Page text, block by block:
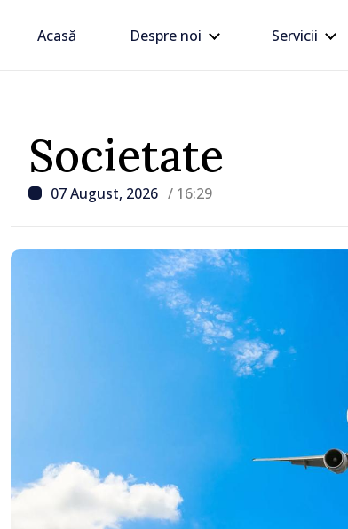
Acasă Despre noi Servicii
Societate
07 August, 2026 / 16:29
Premierul Vasile
Diasporei:
că Republica